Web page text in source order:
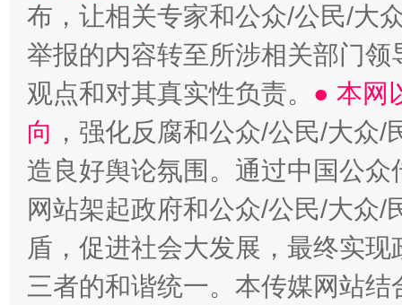
布，让相关专家和公众/公民/大
举报的内容转至所涉相关部门
观点和对其真实性负责。 ● 本网
向 ，强化反腐和公众/公民/大众
造良好舆论氛围。通过中国公
网站架起政府和公众/公民/大众
盾，促进社会大发展，最终实
三者的和谐统一。本传媒网站